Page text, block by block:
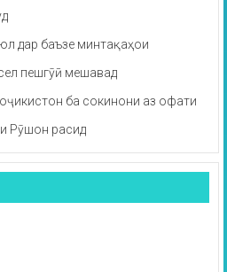
дар баъзе минтақаҳои
пешгӯӣ мешавад
ба сокинони аз офати
Рӯшон расид